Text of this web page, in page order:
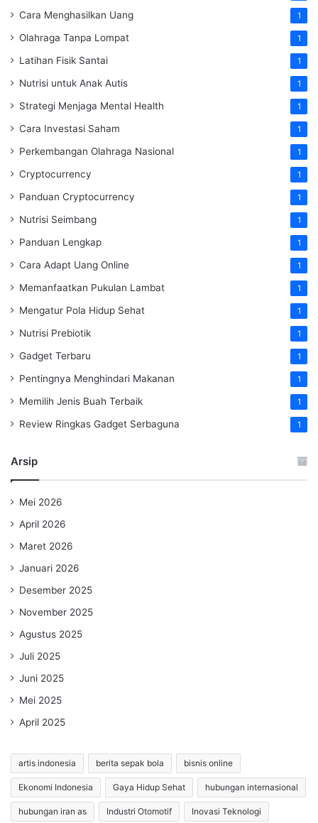
Cara Menghasilkan Uang 1
Olahraga Tanpa Lompat 1
Latihan Fisik Santai 1
Nutrisi untuk Anak Autis 1
Strategi Menjaga Mental Health 1
Cara Investasi Saham 1
Perkembangan Olahraga Nasional 1
Cryptocurrency 1
Panduan Cryptocurrency 1
Nutrisi Seimbang 1
Panduan Lengkap 1
Cara Adapt Uang Online 1
Memanfaatkan Pukulan Lambat 1
Mengatur Pola Hidup Sehat 1
Nutrisi Prebiotik 1
Gadget Terbaru 1
Pentingnya Menghindari Makanan 1
Memilih Jenis Buah Terbaik 1
Review Ringkas Gadget Serbaguna 1
Arsip
Mei 2026
April 2026
Maret 2026
Januari 2026
Desember 2025
November 2025
Agustus 2025
Juli 2025
Juni 2025
Mei 2025
April 2025
artis indonesia berita sepak bola bisnis online
Ekonomi Indonesia Gaya Hidup Sehat hubungan internasional
hubungan iran as Industri Otomotif Inovasi Teknologi